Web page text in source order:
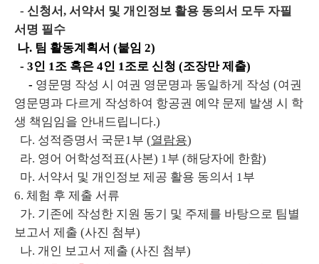
- 신청서, 서약서 및 개인정보 활용 동의서 모두 자필
서명 필수
나. 팀 활동계획서 (붙임 2)
- 3인 1조 혹은 4인 1조로 신청 (조장만 제출)
- 영문명 작성 시 여권 영문명과 동일하게 작성 (여권
영문명과 다르게 작성하여 항공권 예약 문제 발생 시 학
생 책임임을 안내드립니다.)
다. 성적증명서 국문1부 (열람용)
라. 영어 어학성적표(사본) 1부 (해당자에 한함)
마. 서약서 및 개인정보 제공 활용 동의서 1부
6. 체험 후 제출 서류
가. 기존에 작성한 지원 동기 및 주제를 바탕으로 팀별
보고서 제출 (사진 첨부)
나. 개인 보고서 제출 (사진 첨부)